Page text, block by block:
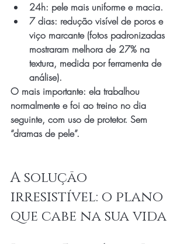
24h: pele mais uniforme e macia.
7 dias: redução visível de poros e
viço marcante (fotos padronizadas
mostraram melhora de 27% na
textura, medida por ferramenta de
análise).
O mais importante: ela trabalhou
normalmente e foi ao treino no dia
seguinte, com uso de protetor. Sem
“dramas de pele”.
A solução
irresistível: o plano
que cabe na sua vida